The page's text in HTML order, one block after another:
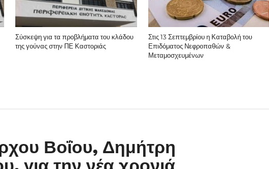
Σύσκεψη για τα προβλήματα του κλάδου
της γούνας στην ΠΕ Καστοριάς
Στις 13 Σεπτεμβρίου η Καταβολή του
Επιδόματος Νεφροπαθών &
Μεταμοσχευμένων
Βοΐου, Δημήτρη